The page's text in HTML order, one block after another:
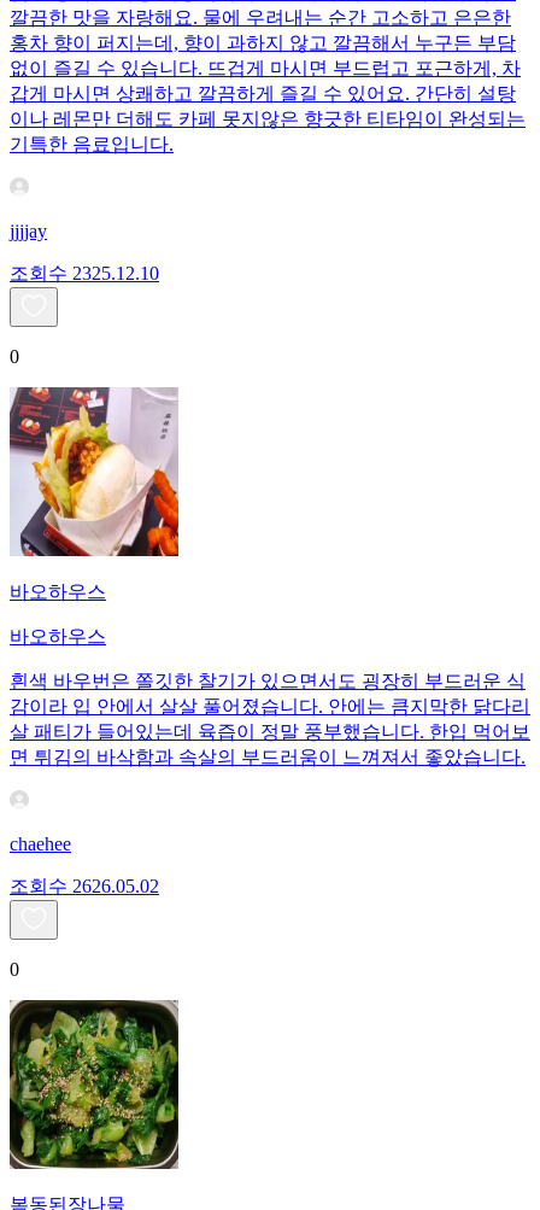
깔끔한 맛을 자랑해요. 물에 우려내는 순간 고소하고 은은한
홍차 향이 퍼지는데, 향이 과하지 않고 깔끔해서 누구든 부담
없이 즐길 수 있습니다. 뜨겁게 마시면 부드럽고 포근하게, 차
갑게 마시면 상쾌하고 깔끔하게 즐길 수 있어요. 간단히 설탕
이나 레몬만 더해도 카페 못지않은 향긋한 티타임이 완성되는
기특한 음료입니다.
jjjjay
조회수 2325.12.10
0
바오하우스
바오하우스
흰색 바우번은 쫄깃한 찰기가 있으면서도 굉장히 부드러운 식
감이라 입 안에서 살살 풀어졌습니다. 안에는 큼지막한 닭다리
살 패티가 들어있는데 육즙이 정말 풍부했습니다. 한입 먹어보
면 튀김의 바삭함과 속살의 부드러움이 느껴져서 좋았습니다.
chaehee
조회수 2626.05.02
0
봄동된장나물